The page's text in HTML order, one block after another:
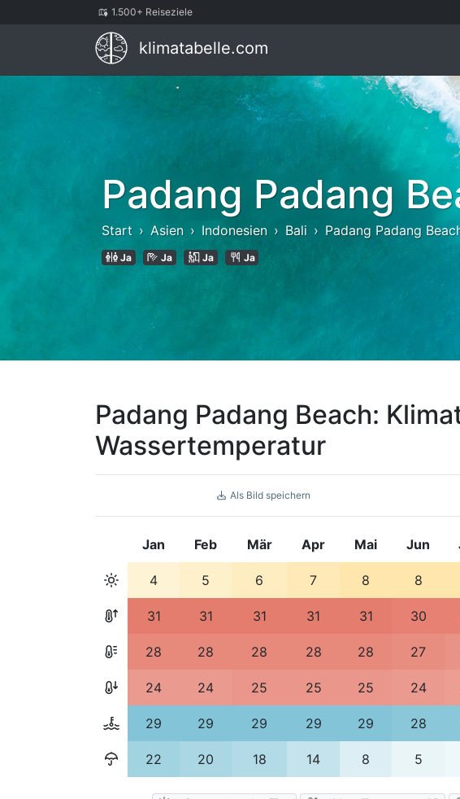
1.500+ Reiseziele
klimatabelle.com
Padang Padang
Start Asien Indonesien Bali Padang Padang
Ja Ja Ja Ja
Padang Padang Beach:
Wassertemperatur
Als Bild speichern
Jan Feb Mär Apr Mai Jun
4 5 6 7 8 8
31 31 31 31 31 30
28 28 28 28 28 27
24 24 25 25 25 24
29 29 29 29 29 28
22 20 18 14 8 5